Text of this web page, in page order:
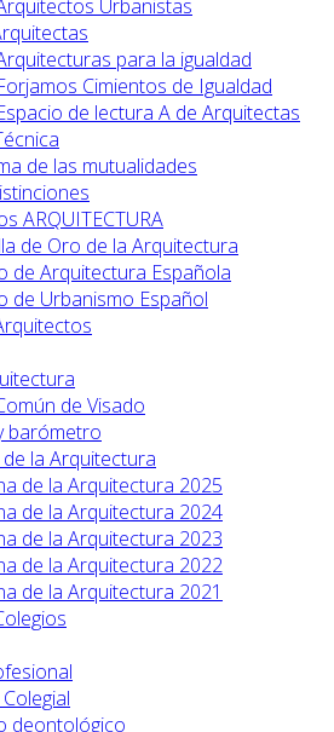
Urbanistas
para la igualdad
Cimientos de Igualdad
de lectura A de Arquitectas
de las mutualidades
ARQUITECTURA
de Oro de la Arquitectura
de Arquitectura Española
de Urbanismo Español
de Visado
barómetro
la Arquitectura
de la Arquitectura 2025
de la Arquitectura 2024
de la Arquitectura 2023
de la Arquitectura 2022
de la Arquitectura 2021
deontológico